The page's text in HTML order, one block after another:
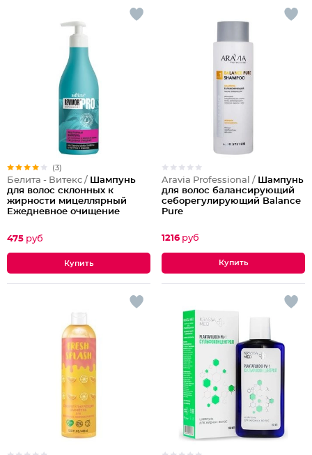
(3)
Белита - Витекс / Шампунь
для волос склонных к
жирности мицеллярный
Ежедневное очищение
475 руб
Aravia Professional / Шампунь
для волос балансирующий
себорегулирующий Balance
Pure
1216 руб